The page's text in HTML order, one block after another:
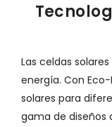
Las celdas
energía. Con
solares para
gama de diseños